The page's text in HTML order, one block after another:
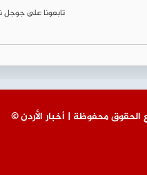
تابعونا على جوجل